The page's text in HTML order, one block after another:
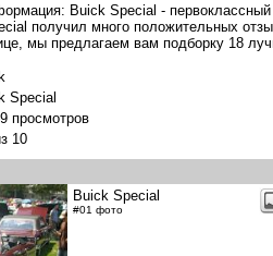
Buick Special -
получил много положительных
мы предлагаем вам подборку 18
Special
просмотров
10
Buick Special
#01 фото